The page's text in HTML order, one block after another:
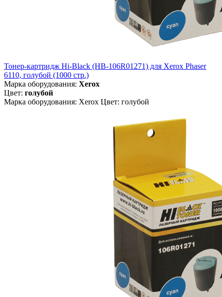
Тонер-картридж Hi-Black (HB-106R01271) для Xerox Phaser
6110, голубой (1000 стр.)
Марка оборудования: Xerox
Цвет: голубой
Марка оборудования: Xerox Цвет: голубой